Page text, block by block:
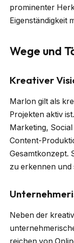
prominenter
Eigenständigkeit
Wege und
Kreativer
Marlon gilt als
Projekten aktiv
Marketing,
Content-
Gesamtkonzept.
zu erkennen und
Neben der